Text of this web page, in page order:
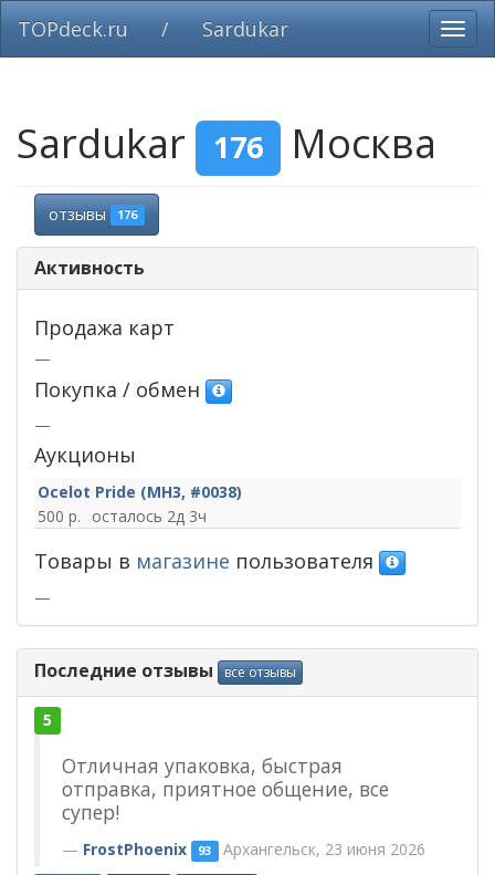
TOPdeck.ru / Sardukar
Sardukar 176 Москва
отзывы 176
Активность
Продажа карт
—
Покупка / обмен
—
Аукционы
Ocelot Pride (MH3, #0038)
500
2д 3ч
Товары в магазине пользователя
—
Последние отзывы все отзывы
5
Отличная упаковка, быстрая
отправка, приятное общение, все
супер!
FrostPhoenix 93 Архангельск, 23 июня 2026